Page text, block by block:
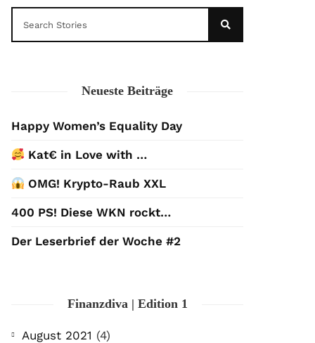
Neueste Beiträge
Happy Women’s Equality Day
Kat€ in Love with …
OMG! Krypto-Raub XXL
400 PS! Diese WKN rockt…
Der Leserbrief der Woche #2
Finanzdiva | Edition 1
August 2021 (4)